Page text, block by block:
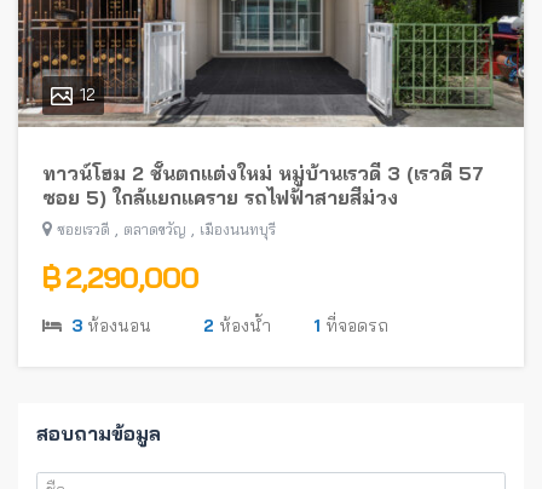
12
ทาวน์โฮม 2 ชั้นตกแต่งใหม่ หมู่บ้านเรวดี 3 (เรวดี 57
ซอย 5) ใกล้แยกแคราย รถไฟฟ้าสายสีม่วง
ซอยเรวดี , ตลาดขวัญ , เมืองนนทบุรี
฿ 2,290,000
3 ห้องนอน 2 ห้องน้ำ 1 ที่จอดรถ
สอบถามข้อมูล